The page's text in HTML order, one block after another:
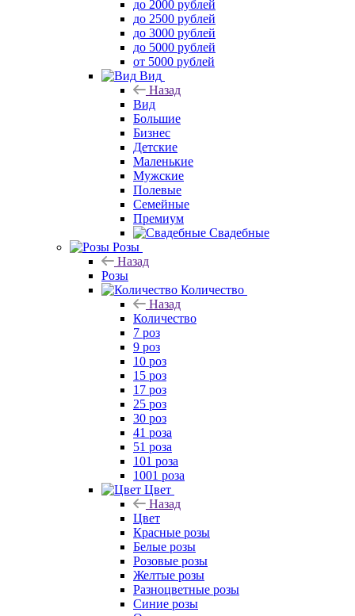
до 2000 рублей
до 2500 рублей
до 3000 рублей
до 5000 рублей
от 5000 рублей
Вид
Назад
Вид
Большие
Бизнес
Детские
Маленькие
Мужские
Полевые
Семейные
Премиум
Свадебные
Розы
Назад
Розы
Количество
Назад
Количество
7 роз
9 роз
10 роз
15 роз
17 роз
25 роз
30 роз
41 роза
51 роза
101 роза
1001 роза
Цвет
Назад
Цвет
Красные розы
Белые розы
Розовые розы
Желтые розы
Разноцветные розы
Синие розы